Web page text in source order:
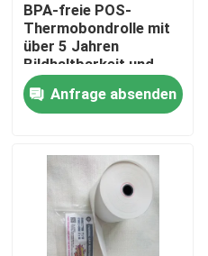
Zu Hause
Produkte
BPA-freie POS-
Thermobondrolle mit
über 5 Jahren
Bildhaltbarkeit und
ölbeständigen
Eigenschaften
Anfrage absenden